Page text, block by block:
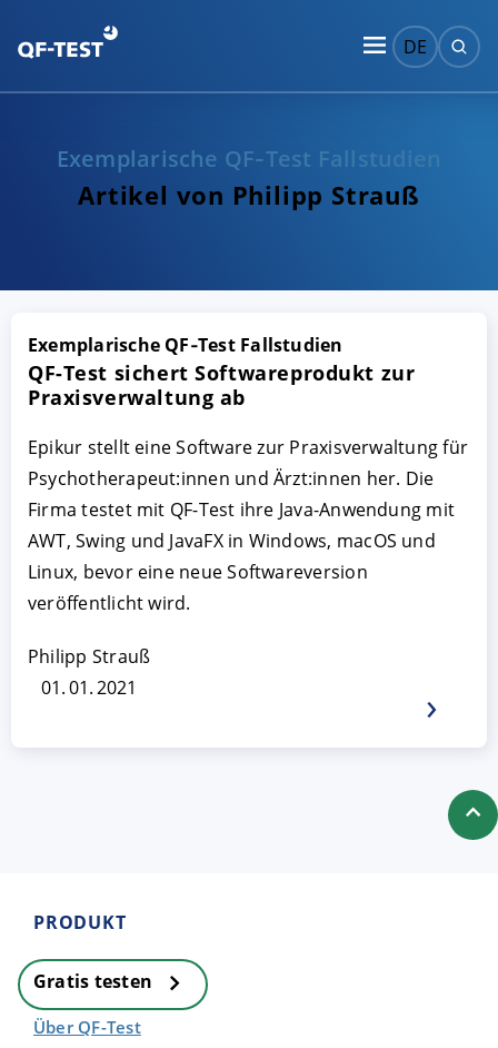
DE
Exemplarische QF‑Test Fallstudien
Artikel von Philipp Strauß
Exemplarische QF‑Test Fallstudien
QF-Test sichert Softwareprodukt zur
Praxisverwaltung ab
Epikur stellt eine Software zur Praxisverwaltung für
Psychotherapeut:innen und Ärzt:innen her. Die
Firma testet mit QF-Test ihre Java-Anwendung mit
AWT, Swing und JavaFX in Windows, macOS und
Linux, bevor eine neue Softwareversion
veröffentlicht wird.
Philipp Strauß
01. 01. 2021
PRODUKT
Gratis testen
Über QF-Test